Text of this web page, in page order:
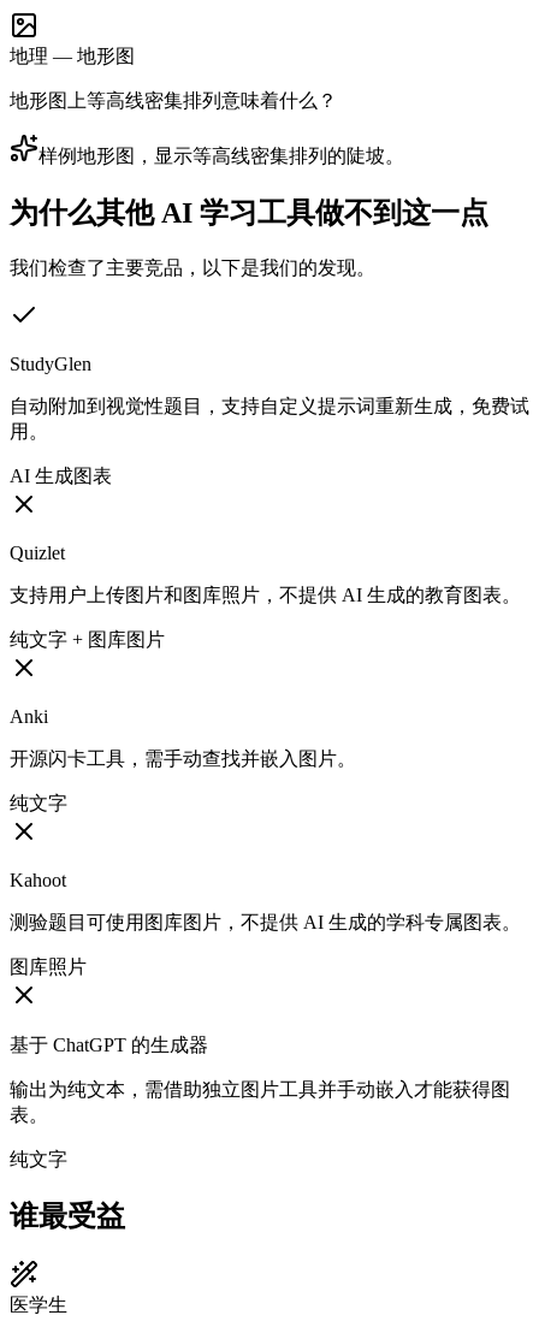
地理 — 地形图
地形图上等高线密集排列意味着什么？
样例地形图，显示等高线密集排列的陡坡。
为什么其他 AI 学习工具做不到这一点
我们检查了主要竞品，以下是我们的发现。
StudyGlen
自动附加到视觉性题目，支持自定义提示词重新生成，免费试
用。
AI 生成图表
Quizlet
支持用户上传图片和图库照片，不提供 AI 生成的教育图表。
纯文字 + 图库图片
Anki
开源闪卡工具，需手动查找并嵌入图片。
纯文字
Kahoot
测验题目可使用图库图片，不提供 AI 生成的学科专属图表。
图库照片
基于 ChatGPT 的生成器
输出为纯文本，需借助独立图片工具并手动嵌入才能获得图
表。
纯文字
谁最受益
医学生